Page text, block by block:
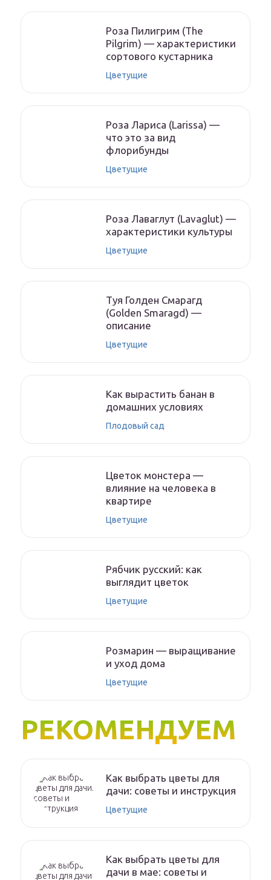
Роза Пилигрим (The
Pilgrim) — характеристики
сортового кустарника
Цветущие
Роза Лариса (Larissa) —
что это за вид
флорибунды
Цветущие
Роза Лаваглут (Lavaglut) —
характеристики культуры
Цветущие
Туя Голден Смарагд
(Golden Smaragd) —
описание
Цветущие
Как вырастить банан в
домашних условиях
Плодовый сад
Цветок монстера —
влияние на человека в
квартире
Цветущие
Рябчик русский: как
выглядит цветок
Цветущие
Розмарин — выращивание
и уход дома
Цветущие
РЕКОМЕНДУЕМ
Как выбрать цветы для
дачи: советы и инструкция
Цветущие
Как выбрать цветы для
дачи в мае: советы и